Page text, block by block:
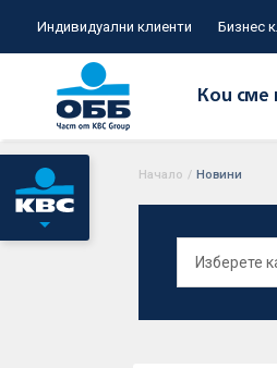
Индивидуални клиенти Бизнес
Кои сме
Начало / Новини